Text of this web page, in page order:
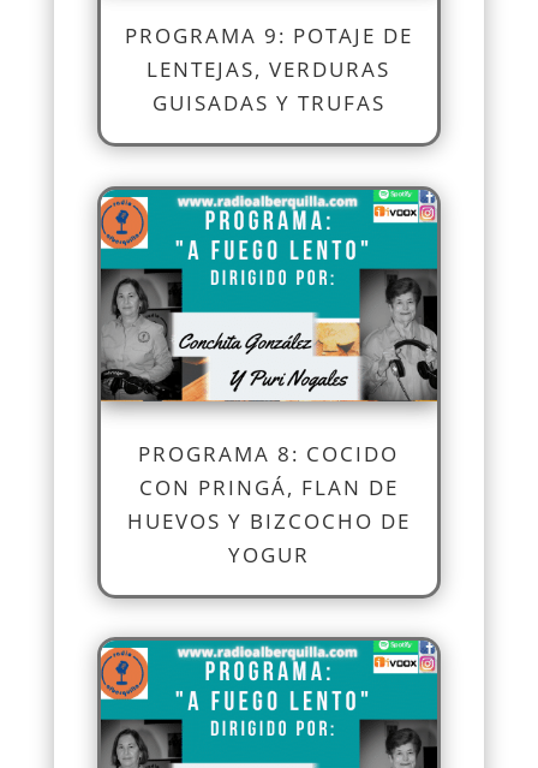
PROGRAMA 9: POTAJE DE
LENTEJAS, VERDURAS
GUISADAS Y TRUFAS
PROGRAMA 8: COCIDO
CON PRINGÁ, FLAN DE
HUEVOS Y BIZCOCHO DE
YOGUR